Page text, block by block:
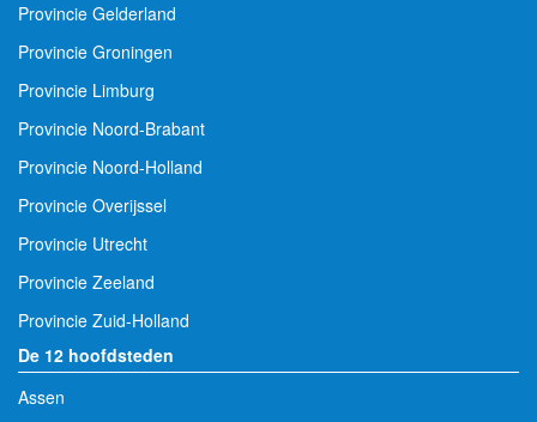
Provincie Gelderland
Provincie Groningen
Provincie Limburg
Provincie Noord-Brabant
Provincie Noord-Holland
Provincie Overijssel
Provincie Utrecht
Provincie Zeeland
Provincie Zuid-Holland
De 12 hoofdsteden
Assen